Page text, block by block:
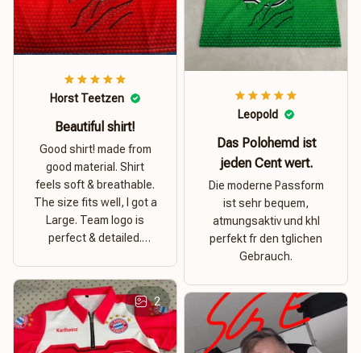
Horst Teetzen
Beautiful shirt!
Good shirt! made from
good material. Shirt
feels soft & breathable.
The size fits well, I got a
Large. Team logo is
perfect & detailed.
Leopold
Das Polohemd ist
jeden Cent wert.
Die moderne Passform
ist sehr bequem,
atmungsaktiv und khl
perfekt fr den tglichen
Gebrauch.
2